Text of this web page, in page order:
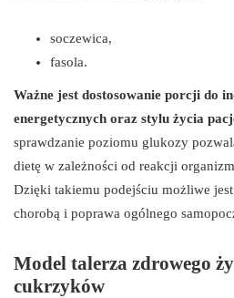
soczewica,
fasola.
Ważne jest dostosowanie porcji do
energetycznych oraz stylu życia
sprawdzanie poziomu glukozy
dietę w zależności od reakcji
Dzięki takiemu podejściu możliwe
chorobą i poprawa ogólnego
Model talerza zdrowego
cukrzyków